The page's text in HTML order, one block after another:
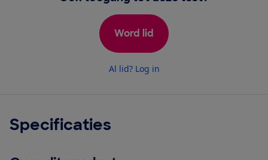
Word lid
Al lid? Log in
Specificaties